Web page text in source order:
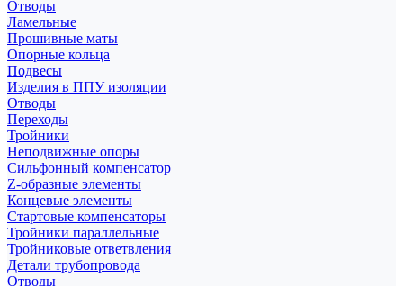
Отводы
Ламельные
Прошивные маты
Опорные кольца
Подвесы
Изделия в ППУ изоляции
Отводы
Переходы
Тройники
Неподвижные опоры
Cильфонный компенсатор
Z-образные элементы
Концевые элементы
Стартовые компенсаторы
Тройники параллельные
Тройниковые ответвления
Детали трубопровода
Отводы